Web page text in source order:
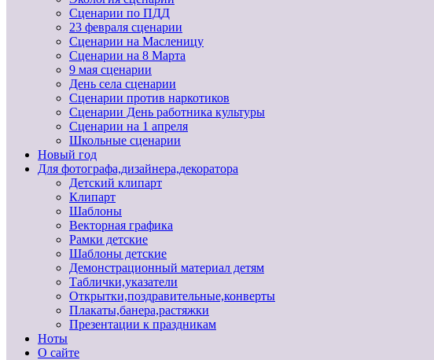
Сценарии по ПДД
23 февраля сценарии
Сценарии на Масленицу
Сценарии на 8 Марта
9 мая сценарии
День села сценарии
Сценарии против наркотиков
Сценарии День работника культуры
Сценарии на 1 апреля
Школьные сценарии
Новый год
Для фотографа,дизайнера,декоратора
Детский клипарт
Клипарт
Шаблоны
Векторная графика
Рамки детские
Шаблоны детские
Демонстрационный материал детям
Таблички,указатели
Открытки,поздравительные,конверты
Плакаты,банера,растяжки
Презентации к праздникам
Ноты
О сайте